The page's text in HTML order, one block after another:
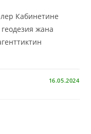
Кабинетине
жана
16.05.2024